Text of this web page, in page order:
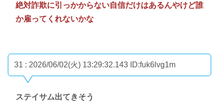
絶対詐欺に引っかからない自信だけはあるんやけど誰
か雇ってくれないかな
31 : 2026/06/02(火) 13:29:32.143 ID:fuk6lvg1m
ステイサム出てきそう